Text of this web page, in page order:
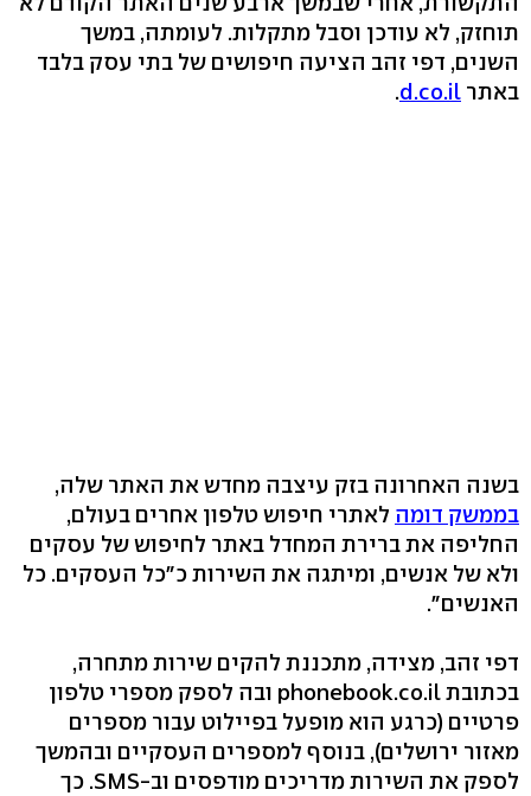
תוחזק, לא עודכן וסבל מתקלות. לעומתה, במשך
השנים, דפי זהב הציעה חיפושים של בתי עסק בלבד
באתר d.co.il
.
בשנה האחרונה בזק עיצבה מחדש את האתר שלה,
בממשק דומה לאתרי חיפוש טלפון אחרים בעולם,
החליפה את ברירת המחדל באתר לחיפוש של עסקים
ולא של אנשים, ומיתגה את השירות כ"כל העסקים. כל
האנשים".
דפי זהב, מצידה, מתכננת להקים שירות מתחרה,
בכתובת phonebook.co.il ובה לספק מספרי טלפון
פרטיים (כרגע הוא מופעל בפיילוט עבור מספרים
מאזור ירושלים), בנוסף למספרים העסקיים ובהמשך
לספק את השירות מדריכים מודפסים וב-SMS. כך